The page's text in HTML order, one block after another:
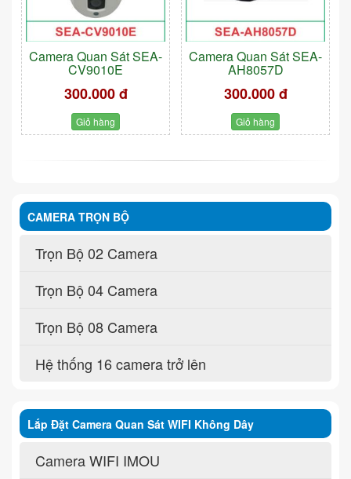
Camera Quan Sát SEA-
CV9010E
300.000 đ
Giỏ hàng
Camera Quan Sát SEA-
AH8057D
300.000 đ
Giỏ hàng
CAMERA TRỌN BỘ
Trọn Bộ 02 Camera
Trọn Bộ 04 Camera
Trọn Bộ 08 Camera
Hệ thống 16 camera trở lên
Lắp Đặt Camera Quan Sát WIFI Không Dây
Camera WIFI IMOU